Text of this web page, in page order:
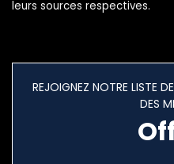
leurs sources respectives.
REJOIGNEZ NOTRE LISTE
DES